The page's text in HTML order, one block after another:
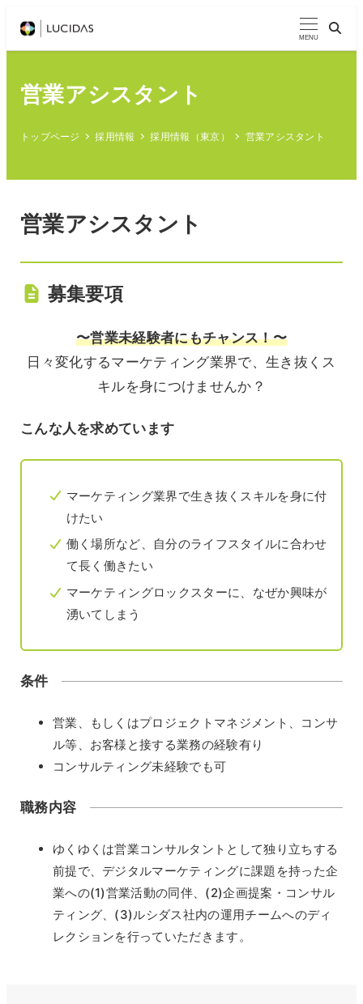
MENU
営業アシスタント
トップページ 採用情報 採用情報（東京） 営業アシスタント
営業アシスタント
募集要項
〜営業未経験者にもチャンス！〜
日々変化するマーケティング業界で、生き抜くス
キルを身につけませんか？
こんな人を求めています
マーケティング業界で生き抜くスキルを身に付
けたい
働く場所など、自分のライフスタイルに合わせ
て長く働きたい
マーケティングロックスターに、なぜか興味が
湧いてしまう
条件
営業、もしくはプロジェクトマネジメント、コンサ
ル等、お客様と接する業務の経験有り
コンサルティング未経験でも可
職務内容
ゆくゆくは営業コンサルタントとして独り立ちする
前提で、デジタルマーケティングに課題を持った企
業への(1)営業活動の同伴、(2)企画提案・コンサル
ティング、(3)ルシダス社内の運用チームへのディ
レクションを行っていただきます。